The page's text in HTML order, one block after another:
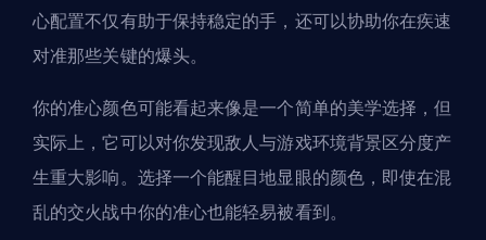
心配置不仅有助于保持稳定的手，还可以协助你在疾速
对准那些关键的爆头。
你的准心颜色可能看起来像是一个简单的美学选择，但
实际上，它可以对你发现敌人与游戏环境背景区分度产
生重大影响。选择一个能醒目地显眼的颜色，即使在混
乱的交火战中你的准心也能轻易被看到。